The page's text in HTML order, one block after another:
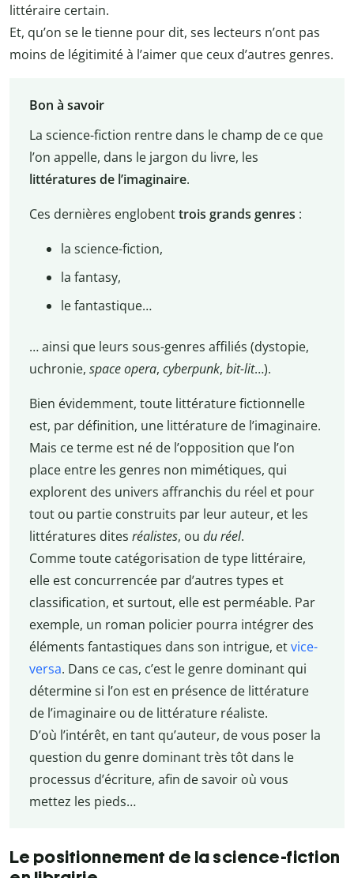
littéraire certain.
Et, qu’on se le tienne pour dit, ses lecteurs n’ont pas
moins de légitimité à l’aimer que ceux d’autres genres.
Bon à savoir
La science-fiction rentre dans le champ de ce que
l’on appelle, dans le jargon du livre, les
littératures de l’imaginaire.
Ces dernières englobenttrois grands genres :
la science-fiction,
la fantasy,
le fantastique…
… ainsi que leurs sous-genres affiliés (dystopie,
uchronie, space opera, cyberpunk, bit-lit…).
Bien évidemment, toute littérature fictionnelle
est, par définition, une littérature de l’imaginaire.
Mais ce terme est né de l’opposition que l’on
place entre les genres non mimétiques, qui
explorent des univers affranchis du réel et pour
tout ou partie construits par leur auteur, et les
littératures dites réalistes, ou du réel.
Comme toute catégorisation de type littéraire,
elle est concurrencée par d’autres types et
classification, et surtout, elle est perméable. Par
exemple, un roman policier pourra intégrer des
éléments fantastiques dans son intrigue, etvice-
versa. Dans ce cas, c’est le genre dominant qui
détermine si l’on est en présence de littérature
de l’imaginaire ou de littérature réaliste.
D’où l’intérêt, en tant qu’auteur, de vous poser la
question du genre dominant très tôt dans le
processus d’écriture, afin de savoir où vous
mettez les pieds…
Le positionnement de la science-fiction